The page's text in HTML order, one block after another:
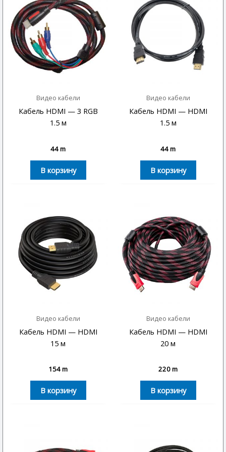
Видео кабели
Кабель HDMI — 3 RGB
1.5 м
44m
В корзину
Видео кабели
Кабель HDMI — HDMI
1.5 м
44m
В корзину
Видео кабели
Кабель HDMI — HDMI
15 м
154m
В корзину
Видео кабели
Кабель HDMI — HDMI
20 м
220m
В корзину